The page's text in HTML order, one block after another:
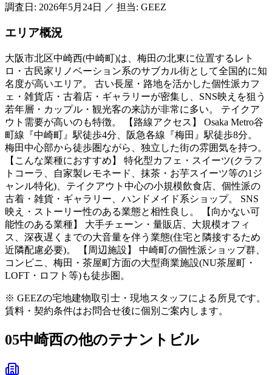
調査日: 2026年5月24日 ／ 担当: GEEZ
エリア概況
大阪市北区中崎西(中崎町)は、梅田の北東に位置するレト
ロ・古民家リノベーション系のサブカル街として全国的に知
名度が高いエリア。 古い長屋・路地を活かした個性派カフ
ェ・雑貨店・古着店・ギャラリーが密集し、SNS映えを狙う
若年層・カップル・観光客の来訪が非常に多い。 テイクア
ウト需要が高いのも特徴。 【路線アクセス】 Osaka Metro谷
町線『中崎町』駅徒歩4分、阪急各線『梅田』駅徒歩8分。
梅田中心部から徒歩圏ながら、独立した街の雰囲気を持つ。
【こんな業種におすすめ】 特化型カフェ・スイーツ(クラフ
トコーラ、自家製レモネード、抹茶・お芋スイーツ等の1ジ
ャンル特化)、テイクアウト中心の小規模飲食店、個性派の
古着・雑貨・ギャラリー、ハンドメイド系ショップ。 SNS
映え・ストーリー性のある業態と相性良し。 【向かない可
能性のある業種】 大手チェーン・量販店、大規模オフィ
ス、深夜遅くまでの大音量を伴う業態(住宅と隣接するため
近隣配慮必要)。 【周辺施設】 中崎町の個性派ショップ群、
コンビニ、梅田・茶屋町方面の大型商業施設(NU茶屋町・
LOFT・ロフト等)も徒歩圏。
※ GEEZの宅地建物取引士・現地スタッフによる所見です。
賃料・契約条件はお問合せ後に個別ご案内します。
05中崎西の他のテナントビル